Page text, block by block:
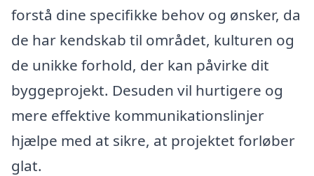
forstå dine specifikke behov og ønsker, da
de har kendskab til området, kulturen og
de unikke forhold, der kan påvirke dit
byggeprojekt. Desuden vil hurtigere og
mere effektive kommunikationslinjer
hjælpe med at sikre, at projektet forløber
glat.